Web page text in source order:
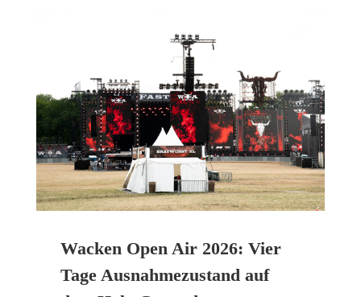
Wacken Open Air 2026: Vier
Tage Ausnahmezustand auf